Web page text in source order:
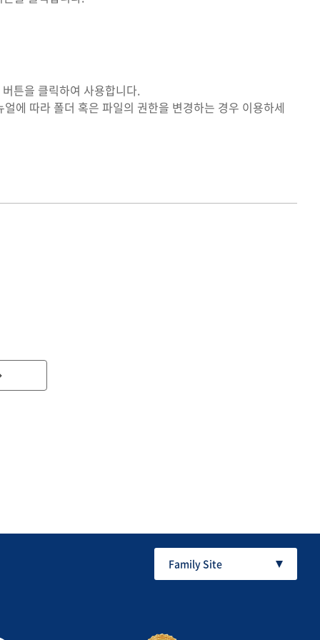
튼을 클릭하여 사용합니다.
에 따라 폴더 혹은 파일의 권한을 변경하는 경우 이용하세
Family Site